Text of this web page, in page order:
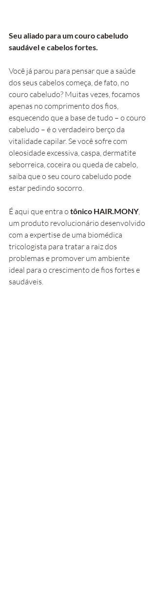
Seu aliado para um couro cabeludo
saudável e cabelos fortes.
Você já parou para pensar que a saúde
dos seus cabelos começa, de fato, no
couro cabeludo? Muitas vezes, focamos
apenas no comprimento dos fios,
esquecendo que a base de tudo – o couro
cabeludo – é o verdadeiro berço da
vitalidade capilar. Se você sofre com
oleosidade excessiva, caspa, dermatite
seborreica, coceira ou queda de cabelo,
saiba que o seu couro cabeludo pode
estar pedindo socorro.
É aqui que entra o tônico HAIR.MONY,
um produto revolucionário desenvolvido
com a expertise de uma biomédica
tricologista para tratar a raiz dos
problemas e promover um ambiente
ideal para o crescimento de fios fortes e
saudáveis.